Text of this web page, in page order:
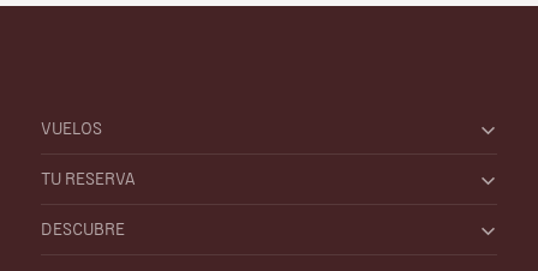
VUELOS
TU RESERVA
DESCUBRE